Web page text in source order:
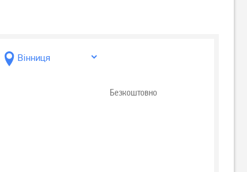
Безкоштовно